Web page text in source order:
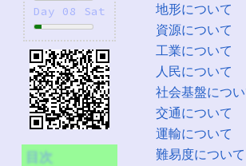
Day 08 Sat
目次
地形について
資源について
工業について
人民について
社会基盤につ
交通について
運輸について
難易度について